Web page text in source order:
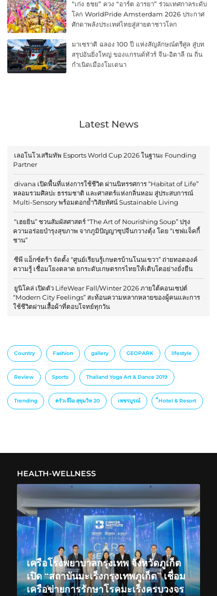
“เก่ง ธชย” ควง “อาร์ต อารยา” ร่วมเทศกาลระดับ
โลก WorldPride Amsterdam 2026 ประกาศ
ศักดาพลังประเทศไทยสู่สายตาชาวโลก
มาเซราติ ฉลอง 100 ปี แห่งสัญลักษณ์ตรีศูล สู่บท
สรุปอันยิ่งใหญ่ ของแกรนด์ทัวร์ จีน-อิตาลี ณ ถิ่น
กำเนิดเมืองโมเดนา
Latest News
เลอโนโวเสริมทัพ Esports World Cup 2026 ในฐานะ Founding
Partner
divana เปิดพื้นที่แห่งการใช้ชีวิต ผ่านนิทรรศการ “Habitat of Life”
หลอมรวมศิลปะ ธรรมชาติ และศาสตร์แห่งกลิ่นหอม สู่ประสบการณ์
Multi-Sensory พร้อมตอกย้ำวิสัยทัศน์ Sustainable Living
“เฮยยิน” ชวนสัมผัสศาสตร์ “The Art of Nourishing Soup” ปรุง
ความอร่อยบำรุงสุขภาพ จากภูมิปัญญาซุปจีนกวางตุ้ง โดย “เชฟแจ็คกี้
ชาน”
ซีพี แอ็กซ์ตร้า จัดตั้ง “ศูนย์เรียนรู้เกษตรบ้านโนนเขวา” ถ่ายทอดองค์
ความรู้ เชื่อมโยงตลาด ยกระดับเกษตรกรไทยให้เติบโตอย่างยั่งยืน
ยูนิโคล่ เปิดตัว LifeWear Fall/Winter 2026 ภายใต้คอนเซปต์
“Modern City Feelings” สะท้อนความหลากหลายของผู้คนและการ
ใช้ชีวิตผ่านเสื้อผ้าที่ตอบโจทย์ทุกวัน
Country Fashion gallery GEOPARK lifestyle
Review Sports Thailand Yoga Art & Dance 2019
Trending ครัวเจ๊ง้อ สุขุมวิท 20 เพชรบูรณ์ ็Hotel & Resort
HEALTH-WELLNESS
เครือโรงพยาบาลกรุงเทพ จังหวัดภูเก็ต
เปิด “สถาบันมะเร็งกรุงเทพภูเก็ต” เชื่อม
เครือข่ายการรักษาโรคมะเร็งครบวงจร